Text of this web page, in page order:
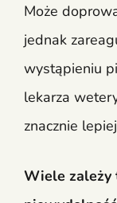
Może
jednak
wystąpieniu
lekarza
znacznie
Wiele zależy